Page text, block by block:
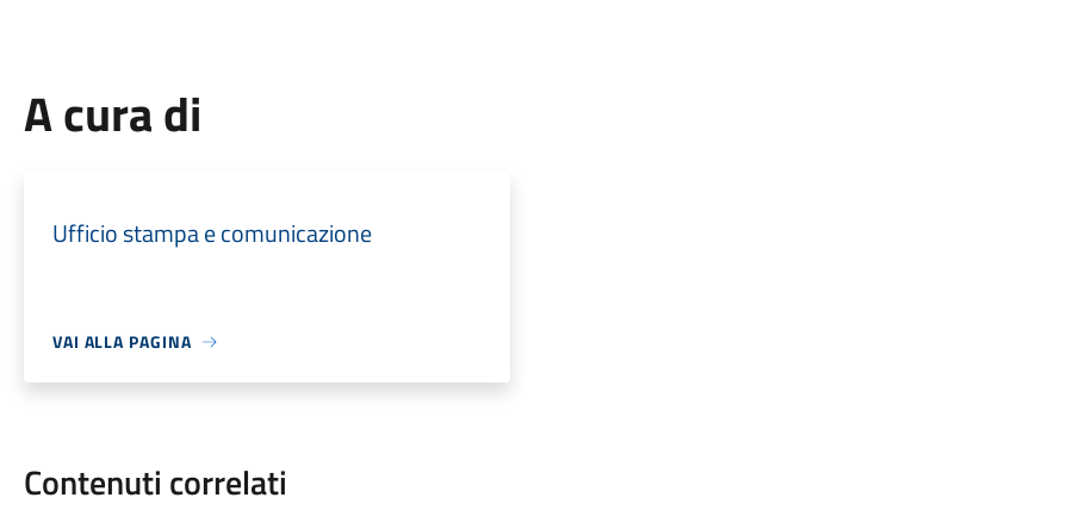
A cura di
Ufficio stampa e comunicazione
VAI ALLA PAGINA
Contenuti correlati